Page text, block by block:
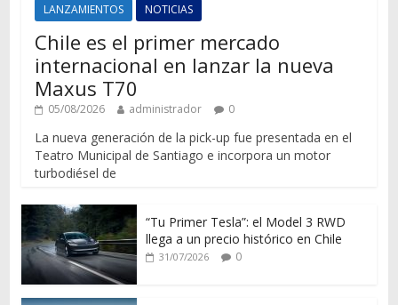
LANZAMIENTOS NOTICIAS
Chile es el primer mercado
internacional en lanzar la nueva
Maxus T70
05/08/2026 administrador 0
La nueva generación de la pick-up fue presentada en el
Teatro Municipal de Santiago e incorpora un motor
turbodiésel de
“Tu Primer Tesla”: el Model 3 RWD
llega a un precio histórico en Chile
31/07/2026 0